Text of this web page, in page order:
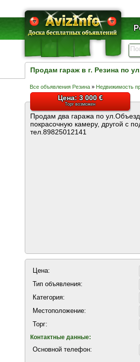
Продам гараж в г. Резина по
Все объявления Резина » Недвижимость
Цена: 3 000 €
Торг возможен
Продам два гаража по
покрасочную камеру, другой с
тел.89825012141
Цена:
Тип объявления:
Категория:
Местоположение:
Торг:
Контактные данные:
Основной телефон: